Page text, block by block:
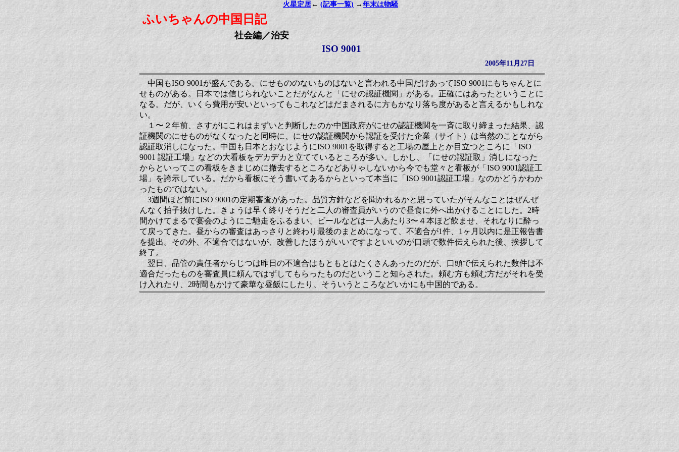
火星定居 ← (記事一覧) → 年末は物騒
ふいちゃんの中国日記
社会編／治安
ISO 9001
2005年11月27日
中国もISO 9001が盛んである。にせもののないものはないと言われる中国だけあってISO 9001にもちゃんとに
せものがある。日本では信じられないことだがなんと「にせの認証機関」がある。正確にはあったということに
なる。だが、いくら費用が安いといってもこれなどはだまされるに方もかなり落ち度があると言えるかもしれな
い。
１〜２年前、さすがにこれはまずいと判断したのか中国政府がにせの認証機関を一斉に取り締まった結果、認
証機関のにせものがなくなったと同時に、にせの認証機関から認証を受けた企業（サイト）は当然のことながら
認証取消しになった。中国も日本とおなじようにISO 9001を取得すると工場の屋上とか目立つところに「ISO
9001 認証工場」などの大看板をデカデカと立てているところが多い。しかし、「にせの認証取」消しになった
からといってこの看板をきまじめに撤去するところなどありゃしないから今でも堂々と看板が「ISO 9001認証工
場」を誇示している。だから看板にそう書いてあるからといって本当に「ISO 9001認証工場」なのかどうかわか
ったものではない。
3週間ほど前にISO 9001の定期審査があった。品質方針などを聞かれるかと思っていたがそんなことはぜんぜ
んなく拍子抜けした。きょうは早く終りそうだと二人の審査員がいうので昼食に外へ出かけることにした。2時
間かけてまるで宴会のようにご馳走をふるまい、ビールなどは一人あたり3〜４本ほど飲ませ、それなりに酔っ
て戻ってきた。昼からの審査はあっさりと終わり最後のまとめになって、不適合が1件、1ヶ月以内に是正報告書
を提出。その外、不適合ではないが、改善したほうがいいですよといいのが口頭で数件伝えられた後、挨拶して
終了。
翌日、品管の責任者からじつは昨日の不適合はもともとはたくさんあったのだが、口頭で伝えられた数件は不
適合だったものを審査員に頼んではずしてもらったものだということ知らされた。頼む方も頼む方だがそれを受
け入れたり、2時間もかけて豪華な昼飯にしたり、そういうところなどいかにも中国的である。